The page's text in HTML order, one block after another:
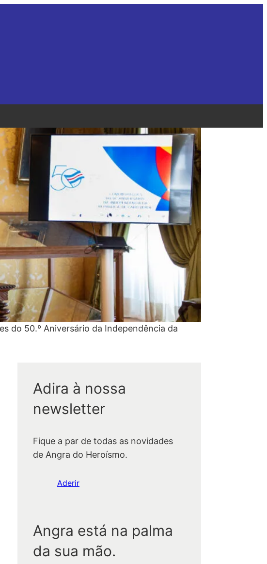
do 50.º Aniversário da Independência da
Adira à nossa
newsletter
Fique a par de todas as novidades
de Angra do Heroísmo.
Aderir
Angra está na palma
da sua mão.